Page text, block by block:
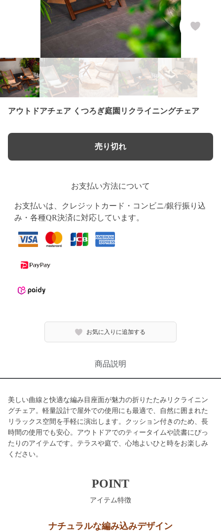
アウトドアチェア くつろぎ庭園リクライニングチェア
売り切れ
お支払い方法について
お支払いは、クレジットカード・コンビニ/銀行振り込
み・各種QR決済に対応しています。
お気に入りに追加する
商品説明
美しい曲線と快適な編み目座面が魅力の折りたたみリクライニン
グチェア。軽量設計で屋外での使用にも最適で、自然に囲まれた
リラックス空間を手軽に演出します。クッション付きのため、長
時間の使用でも安心。アウトドアでのティータイムや読書にぴっ
たりのアイテムです。テラスや庭で、心地よいひと時をお楽しみ
ください。
POINT
アイテム特徴
ナチュラルな編み込みデザイン